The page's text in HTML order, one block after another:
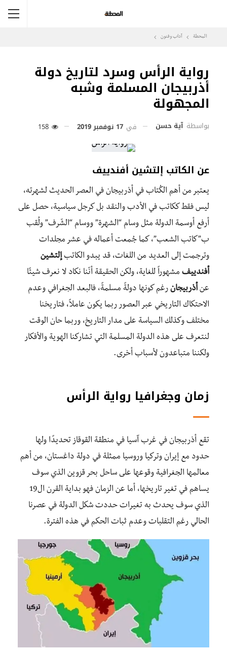
المحطة آداب وفنون
رواية الرأس وسرد لتاريخ دولة
أذربيجان المسلمة وشبه
المجهولة
بواسطة آية حسن في 17 نوفمبر 2019
عن الكاتب إلتشين أفندييف
يعتبر من أهم الكُتاب في أذربيجان في العصر الحديث لشهرته،
ليس فقط ككاتب في الأدب والنقد بل كرجل سياسية، حصل على
أرفع أوسمة الدولة مثل وسام “الشهرة” ووسام “الشّرف” ولُقب
ب”كاتب الشعب”، كما جُمعت أعماله في عشر مجلدات
وترجمت إلى العديد من اللغات، قد يبدو الكاتبإلتشين
أفندييف مشهوراً للغاية، ولكن الحقيقة أنّنا نكاد لا نعرف شيئًا
عن أذربيجان رغم كونها دولةً مسلمةً، فالبعد الجغرافي وعدم
الاحتكاك التاريخي عبر العصور ربما يكون عاملاً، فتاريخنا
مختلف وكذلك السياسة على مدار التاريخ، وربما حان الوقت
لنتعرف على هذه الدولة المسلمة التي تشاركنا الهوية والأفكار
ولكننا متباعدون لأسباب أخرى.
زمان وجغرافيا رواية الرأس
تقع أذربيجان في غرب آسيا في منطقة القوقاز تحديدًا ولها
حدود مع إيران وتركيا وروسيا ممثلة في دولة داغستان، من أهم
معالمها الجغرافية وقوعها على ساحل بحر قزوين الذي سوف
يساهم في تغير تاريخها، أما عن الزمان فهو بداية القرن ال19
الذي سوف يحدث به تغيرات حددت شكل الدولة في عصرنا
الحالي رغم التقلبات وعدم ثبات الحكم في هذه الفترة.